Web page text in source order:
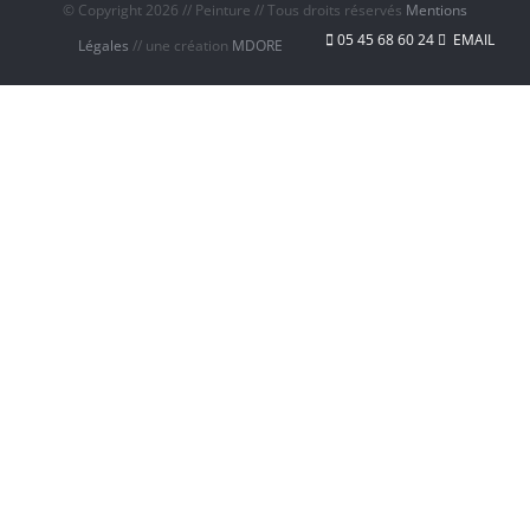
© Copyright 2026 // Peinture // Tous droits réservés Mentions
Légales // une création MDORE 05 45 68 60 24 EMAIL